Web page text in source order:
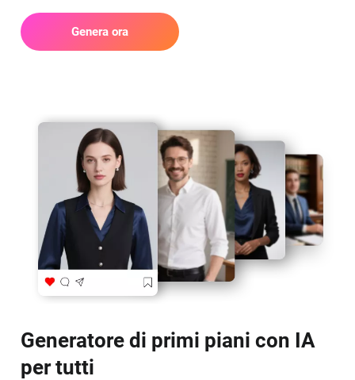
Genera ora
Generatore di primi piani con IA
per tutti